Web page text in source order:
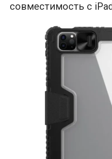
совместимость с